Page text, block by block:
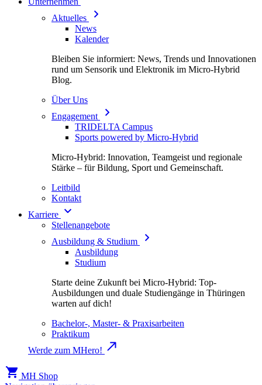
Aktuelles
News
Kalender
Bleiben Sie informiert: News, Trends und Innovationen
rund um Sensorik und Elektronik im Micro-Hybrid
Blog.
Über Uns
Engagement
TRIDELTA Campus
Sports powered by Micro-Hybrid
Micro-Hybrid: Innovation, Teamgeist und regionale
Stärke – für Bildung, Sport und Gemeinschaft.
Leitbild
Kontakt
Karriere
Stellenangebote
Ausbildung & Studium
Ausbildung
Studium
Starte deine Zukunft bei Micro-Hybrid: Top-
Ausbildungen und duale Studiengänge in Thüringen
warten auf dich!
Bachelor-, Master- & Praxisarbeiten
Praktikum
Werde zum MHero!
MH Shop